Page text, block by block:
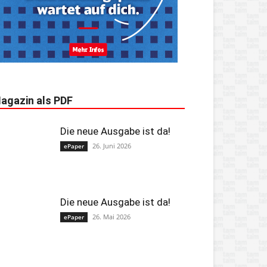
als PDF
Die neue Ausgabe ist da!
ePaper 26. Juni 2026
Die neue Ausgabe ist da!
ePaper 26. Mai 2026